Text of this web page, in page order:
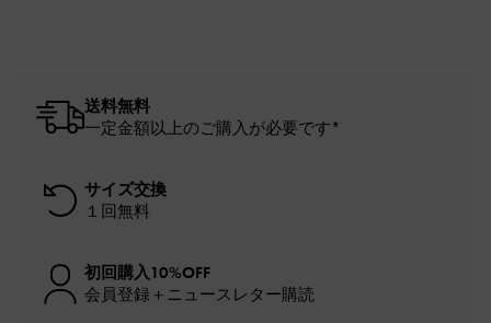
送料無料
一定金額以上のご購入が必要です*
サイズ交換
１回無料
初回購入10%OFF
会員登録＋ニュースレター購読